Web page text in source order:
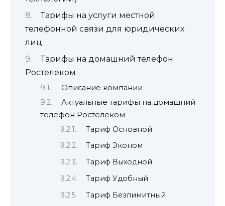
Тарифы на услуги местной
телефонной связи для юридических
лиц
Тарифы на домашний телефон
Ростелеком
Описание компании
Актуальные тарифы на домашний
телефон Ростелеком
Тариф Основной
Тариф Эконом
Тариф Выходной
Тариф Удобный
Тариф Безлимитный